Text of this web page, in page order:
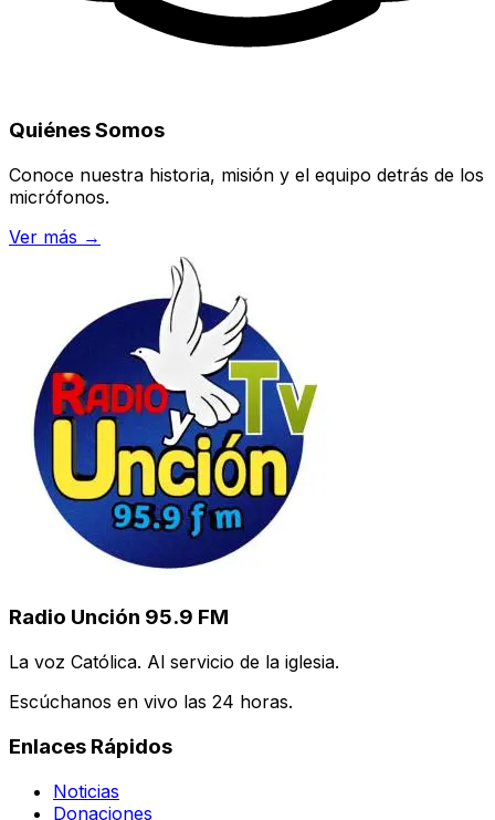
Quiénes Somos
Conoce nuestra historia, misión y el equipo detrás de los
micrófonos.
Ver más →
Radio Unción 95.9 FM
La voz Católica. Al servicio de la iglesia.
Escúchanos en vivo las 24 horas.
Enlaces Rápidos
Noticias
Donaciones